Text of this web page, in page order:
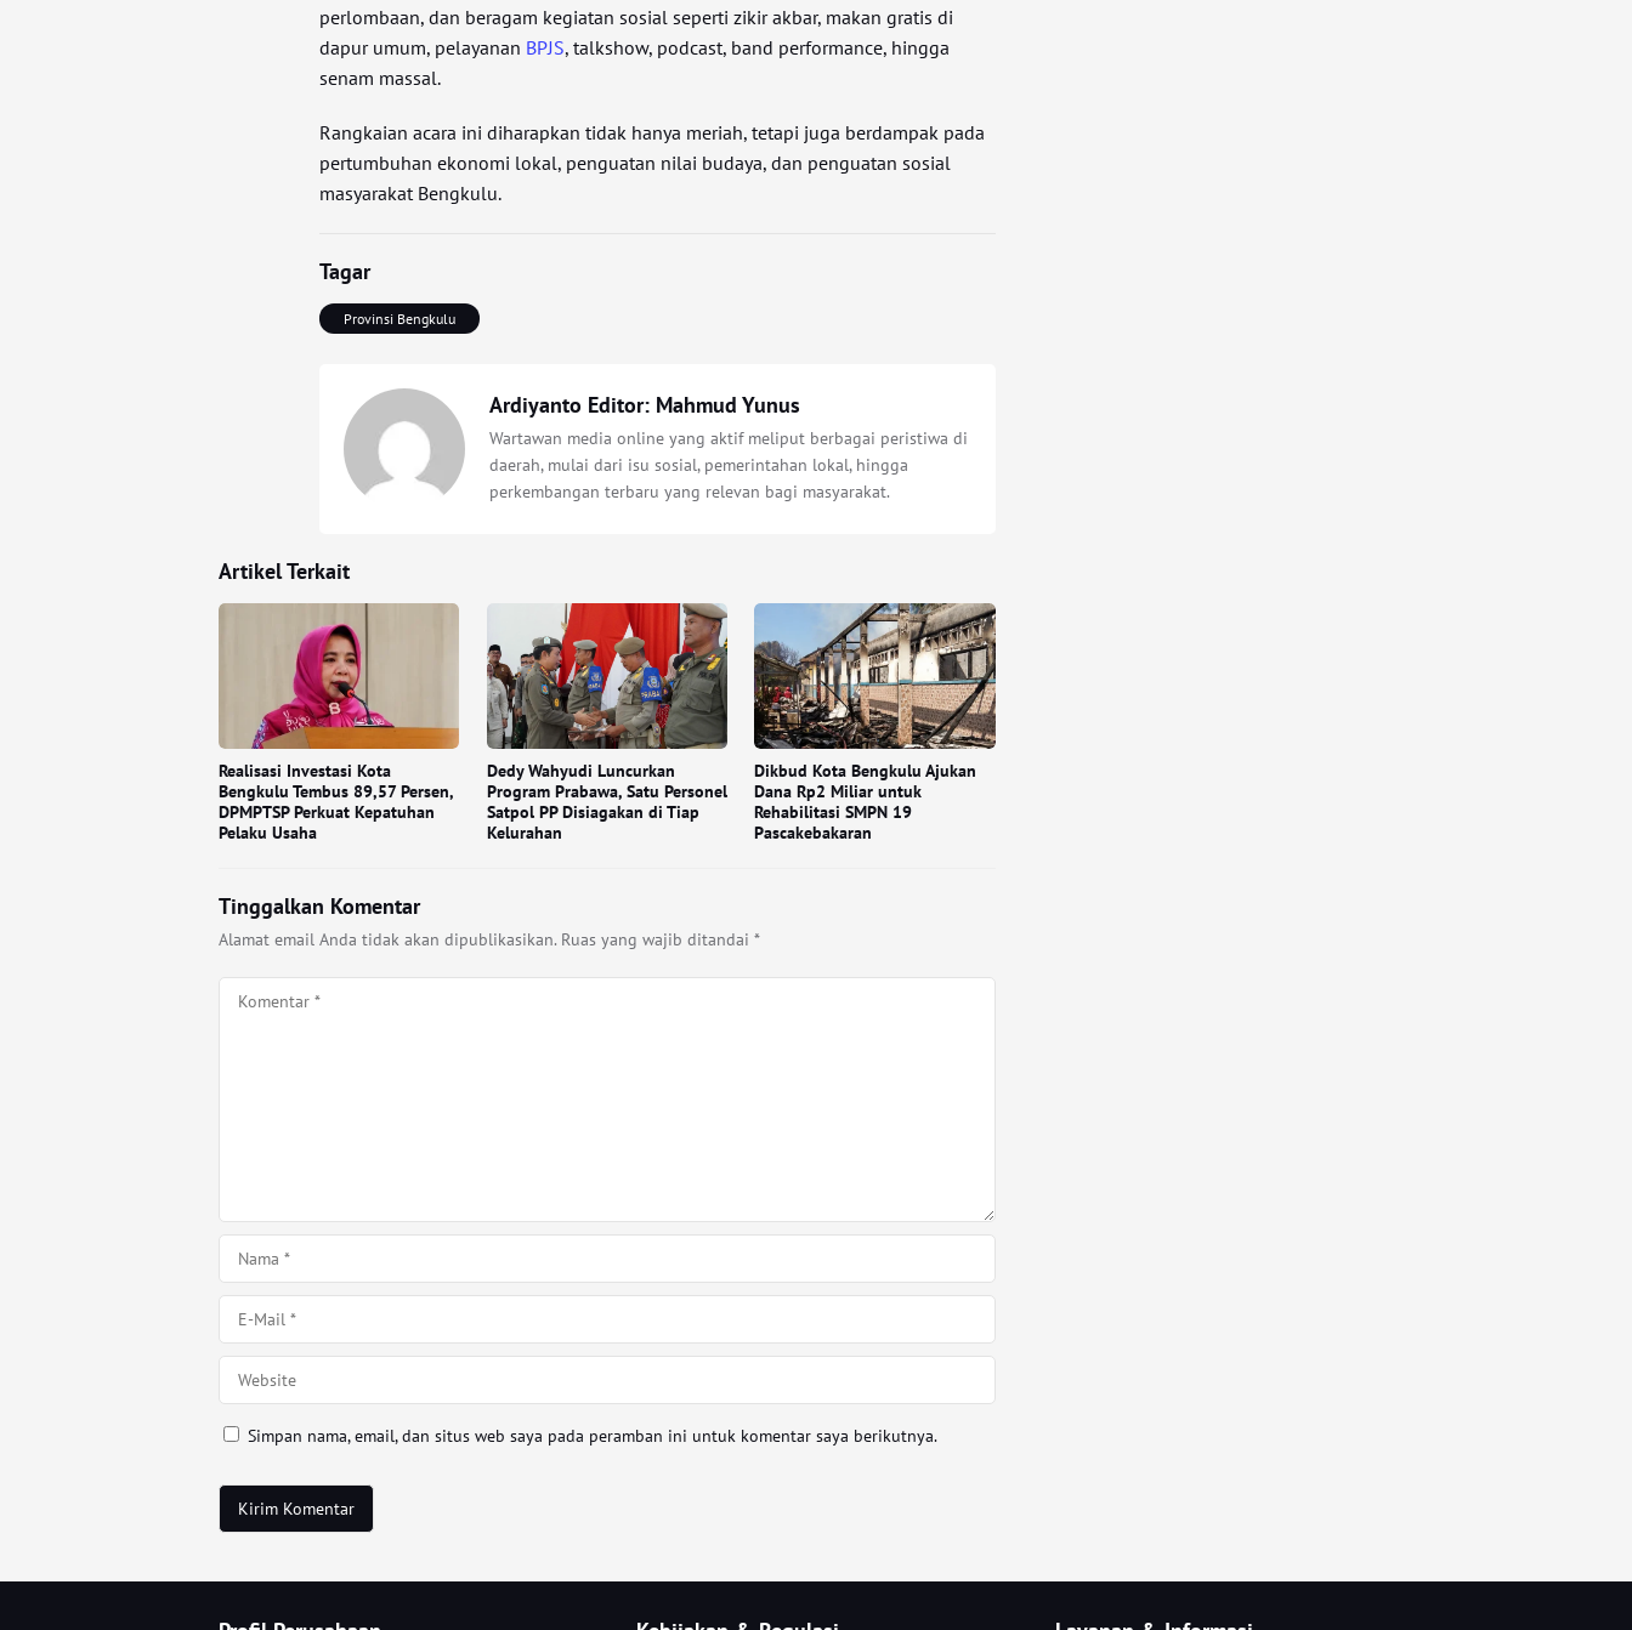
perlombaan, dan beragam kegiatan sosial seperti zikir akbar, makan gratis di
dapur umum, pelayanan BPJS, talkshow, podcast, band performance, hingga
senam massal.
Rangkaian acara ini diharapkan tidak hanya meriah, tetapi juga berdampak pada
pertumbuhan ekonomi lokal, penguatan nilai budaya, dan penguatan sosial
masyarakat Bengkulu.
Tagar
Provinsi Bengkulu
Ardiyanto Editor: Mahmud Yunus
Wartawan media online yang aktif meliput berbagai peristiwa di
daerah, mulai dari isu sosial, pemerintahan lokal, hingga
perkembangan terbaru yang relevan bagi masyarakat.
Artikel Terkait
Realisasi Investasi Kota
Bengkulu Tembus 89,57 Persen,
DPMPTSP Perkuat Kepatuhan
Pelaku Usaha
Dedy Wahyudi Luncurkan
Program Prabawa, Satu Personel
Satpol PP Disiagakan di Tiap
Kelurahan
Dikbud Kota Bengkulu Ajukan
Dana Rp2 Miliar untuk
Rehabilitasi SMPN 19
Pascakebakaran
Tinggalkan Komentar
Alamat email Anda tidak akan dipublikasikan. Ruas yang wajib ditandai *
Simpan nama, email, dan situs web saya pada peramban ini untuk komentar saya berikutnya.